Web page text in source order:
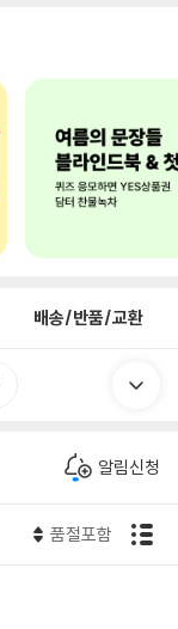
배송/반품/교환
알림신청
품절포함